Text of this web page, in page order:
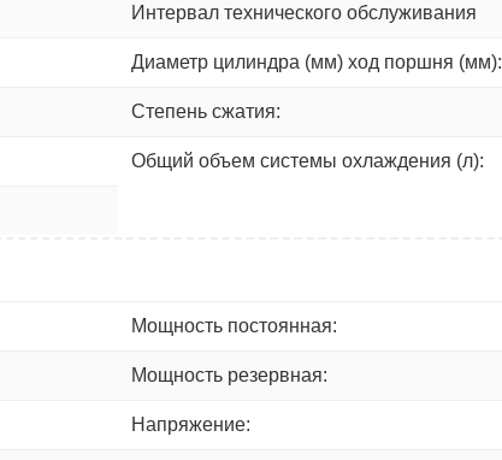
Интервал технического обслуживания
Диаметр цилиндра (мм) ход поршня (мм):
Степень сжатия:
Общий объем системы охлаждения (л):
Мощность постоянная:
Мощность резервная:
Напряжение: